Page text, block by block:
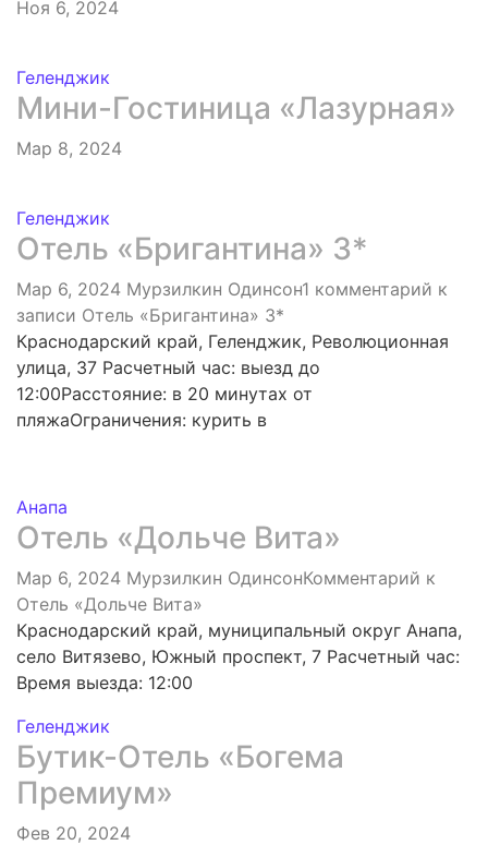
Ноя 6, 2024
Геленджик
Мини-Гостиница «Лазурная»
Мар 8, 2024
Геленджик
Отель «Бригантина» 3*
Мар 6, 2024 Мурзилкин Одинсон1 комментарий к
записи Отель «Бригантина» 3*
Краснодарский край, Геленджик, Революционная
улица, 37 Расчетный час: выезд до
12:00Расстояние: в 20 минутах от
пляжаОграничения: курить в
Анапа
Отель «Дольче Вита»
Мар 6, 2024 Мурзилкин ОдинсонКомментарий к
Отель «Дольче Вита»
Краснодарский край, муниципальный округ Анапа,
село Витязево, Южный проспект, 7 Расчетный час:
Время выезда: 12:00
Геленджик
Бутик-Отель «Богема
Премиум»
Фев 20, 2024